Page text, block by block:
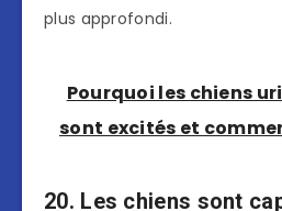
plus approfondi.
Pourquoi les chiens
sont excités et
20. Les chiens sont